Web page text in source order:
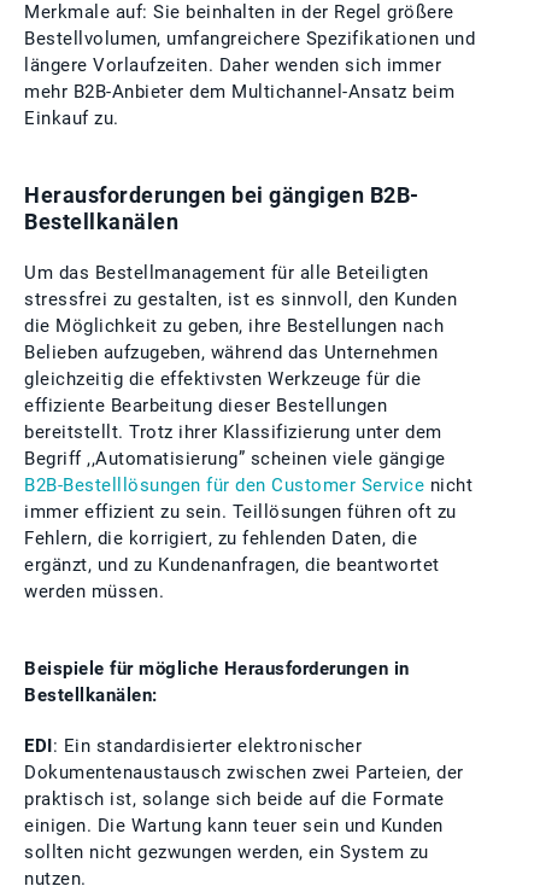
Merkmale auf: Sie beinhalten in der Regel größere
Bestellvolumen, umfangreichere Spezifikationen und
längere Vorlaufzeiten. Daher wenden sich immer
mehr B2B-Anbieter dem Multichannel-Ansatz beim
Einkauf zu.
Herausforderungen bei gängigen B2B-
Bestellkanälen
Um das Bestellmanagement für alle Beteiligten
stressfrei zu gestalten, ist es sinnvoll, den Kunden
die Möglichkeit zu geben, ihre Bestellungen nach
Belieben aufzugeben, während das Unternehmen
gleichzeitig die effektivsten Werkzeuge für die
effiziente Bearbeitung dieser Bestellungen
bereitstellt. Trotz ihrer Klassifizierung unter dem
Begriff ,,Automatisierung” scheinen viele gängige
B2B-Bestelllösungen für den Customer Service nicht
immer effizient zu sein. Teillösungen führen oft zu
Fehlern, die korrigiert, zu fehlenden Daten, die
ergänzt, und zu Kundenanfragen, die beantwortet
werden müssen.
Beispiele für mögliche Herausforderungen in
Bestellkanälen:
EDI: Ein standardisierter elektronischer
Dokumentenaustausch zwischen zwei Parteien, der
praktisch ist, solange sich beide auf die Formate
einigen. Die Wartung kann teuer sein und Kunden
sollten nicht gezwungen werden, ein System zu
nutzen.